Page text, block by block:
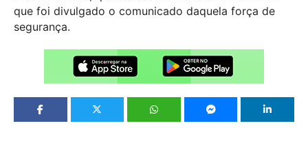
que foi divulgado o comunicado daquela força de
segurança.